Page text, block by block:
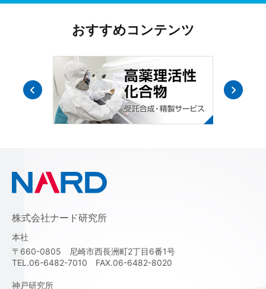
おすすめコンテンツ
株式会社ナード研究所
本社
〒660-0805 尼崎市西長洲町2丁目6番1号
TEL.06-6482-7010 FAX.06-6482-8020
神戸研究所